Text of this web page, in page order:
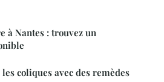
Nantes : trouvez un
coliques avec des remèdes